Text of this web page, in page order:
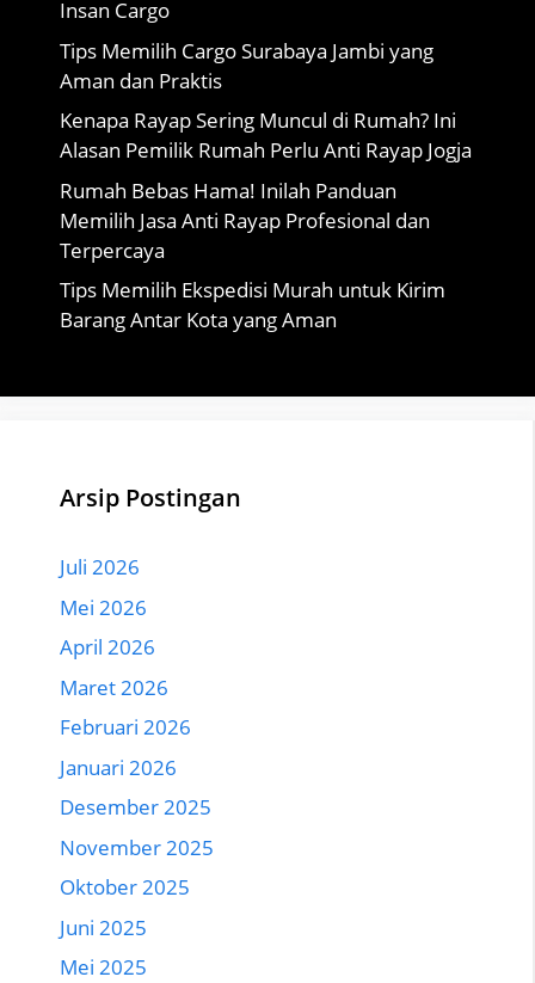
Insan Cargo
Tips Memilih Cargo Surabaya Jambi yang
Aman dan Praktis
Kenapa Rayap Sering Muncul di Rumah? Ini
Alasan Pemilik Rumah Perlu Anti Rayap Jogja
Rumah Bebas Hama! Inilah Panduan
Memilih Jasa Anti Rayap Profesional dan
Terpercaya
Tips Memilih Ekspedisi Murah untuk Kirim
Barang Antar Kota yang Aman
Arsip Postingan
Juli 2026
Mei 2026
April 2026
Maret 2026
Februari 2026
Januari 2026
Desember 2025
November 2025
Oktober 2025
Juni 2025
Mei 2025